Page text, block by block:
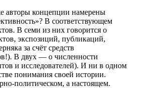
авторы концепции намерены
В соответствующем
В семи из них говорится о
экспозиций, публикаций,
за счёт средств
В двух — о численности
и исследователей). И ни в одном
понимания своей истории.
политическом, а настоящем.